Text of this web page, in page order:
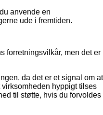
anvende en
ude i fremtiden.
forretningsvilkår, men det er
da det er et signal om at
hyppigt tilses
til støtte, hvis du forvoldes